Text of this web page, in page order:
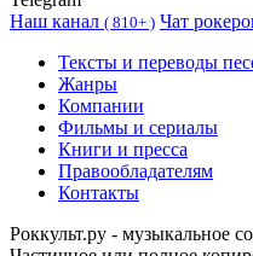
Наш канал ( 810+ ) Чат
Тексты и переводы
Жанры
Компании
Фильмы и сериалы
Книги и пресса
Правообладателям
Контакты
Роккульт.ру - музыкальное